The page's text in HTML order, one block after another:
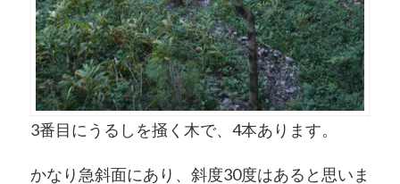
3番目にうるしを掻く木で、4本あります。
かなり急斜面にあり、斜度30度はあると思いま